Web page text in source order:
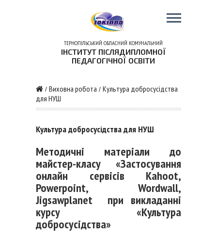
ТЕРНОПІЛЬСЬКИЙ ОБЛАСНИЙ КОМУНАЛЬНИЙ
ІНСТИТУТ ПІСЛЯДИПЛОМНОЇ
ПЕДАГОГІЧНОЇ ОСВІТИ
/ Виховна робота / Культура добросусідства
для НУШ
Культура добросусідства для НУШ
Методичні матеріали до
майстер-класу «Застосування
онлайн сервісів Kahoot,
Powerpoint, Wordwall,
Jigsawplanet при викладанні
курсу «Культура
добросусідства»